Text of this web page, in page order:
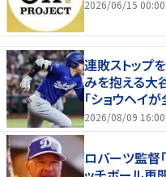
2026/06/15 00:00
連敗ストップ
みを抱える大
「ショウヘイ
大きかった」
2026/08/09 16:00
ロバーツ監督